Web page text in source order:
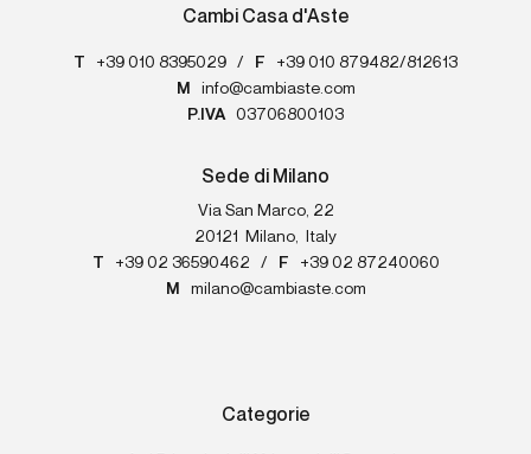
Cambi Casa d'Aste
T +39 010 8395029 / F
+39 010 879482/812613
M
info@cambiaste.com
P.IVA
03706800103
Sede di Milano
Via San Marco, 22
20121
Milano,
Italy
T
+39 02 36590462 / F
+39 02 87240060
M
milano@cambiaste.com
Categorie